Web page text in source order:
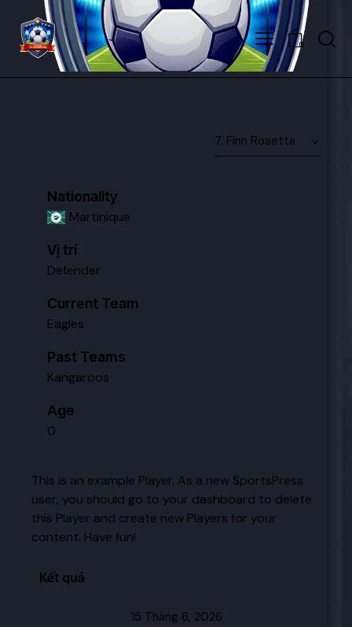
0
Nationality
Martinique
Vị trí
Defender
Current Team
Eagles
Past Teams
Kangaroos
Age
0
This is an example Player. As a new SportsPress
user, you should go to your dashboard to delete
this Player and create new Players for your
content. Have fun!
Kết quả
15 Tháng 6, 2026